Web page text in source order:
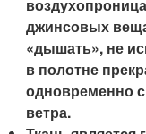
джинсовых
«дышать», не
в полотне
одновременно
ветра.